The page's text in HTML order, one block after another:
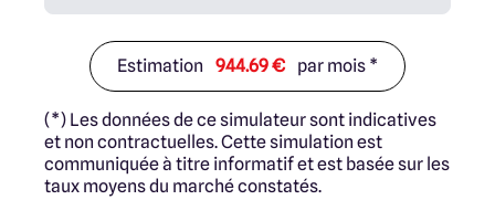
Estimation 944.69 € par mois *
(*) Les données de ce simulateur sont indicatives
et non contractuelles. Cette simulation est
communiquée à titre informatif et est basée sur les
taux moyens du marché constatés.